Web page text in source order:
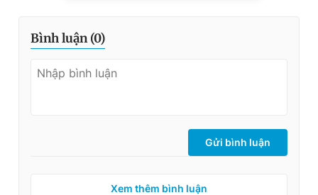
Bình luận (0)
Gửi bình luận
Xem thêm bình luận